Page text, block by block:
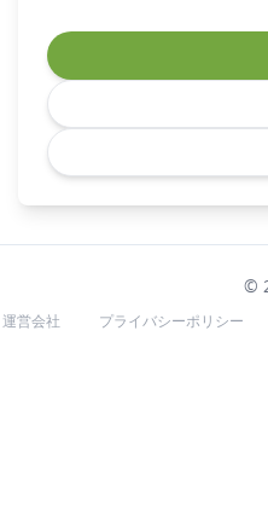
©
運営会社 プライバシーポリシー